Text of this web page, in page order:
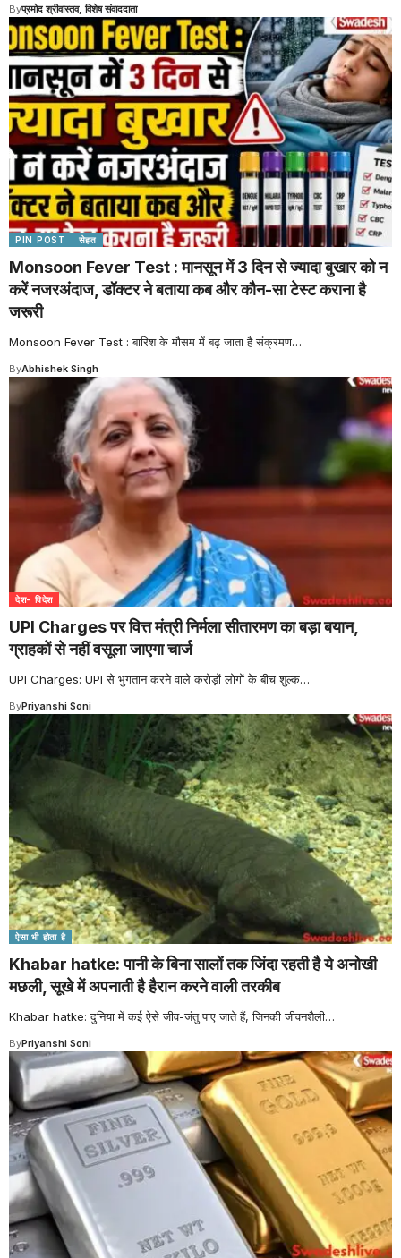
Byप्रमोद श्रीवास्तव, विशेष संवाददाता
PIN POST सेहत
Monsoon Fever Test : मानसून में 3 दिन से ज्यादा बुखार को न
करें नजरअंदाज, डॉक्टर ने बताया कब और कौन-सा टेस्ट कराना है
जरूरी
Monsoon Fever Test : बारिश के मौसम में बढ़ जाता है संक्रमण…
ByAbhishek Singh
देश- विदेश
UPI Charges पर वित्त मंत्री निर्मला सीतारमण का बड़ा बयान,
ग्राहकों से नहीं वसूला जाएगा चार्ज
UPI Charges: UPI से भुगतान करने वाले करोड़ों लोगों के बीच शुल्क…
ByPriyanshi Soni
ऐसा भी होता है
Khabar hatke: पानी के बिना सालों तक जिंदा रहती है ये अनोखी
मछली, सूखे में अपनाती है हैरान करने वाली तरकीब
Khabar hatke: दुनिया में कई ऐसे जीव-जंतु पाए जाते हैं, जिनकी जीवनशैली…
ByPriyanshi Soni